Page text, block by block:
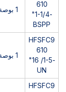
610
-1-1/4"
BSPP
1 بوصة
HFSFC9
610
-1-5/ 16"
UN
1 بوصة
HFSFC9